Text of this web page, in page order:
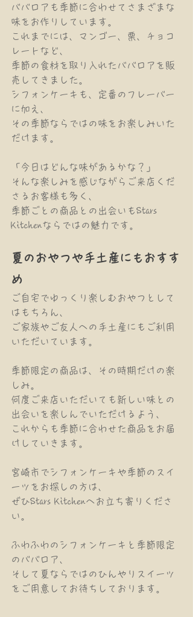
ババロアも季節に合わせてさまざまな
味をお作りしています。
これまでには、マンゴー、栗、チョコ
レートなど、
季節の食材を取り入れたババロアを販
売してきました。
シフォンケーキも、定番のフレーバー
に加え、
その季節ならではの味をお楽しみいた
だけます。
「今日はどんな味があるかな？」
そんな楽しみを感じながらご来店くだ
さるお客様も多く、
季節ごとの商品との出会いもStars
Kitchenならではの魅力です。
夏のおやつや手土産にもおすす
め
ご自宅でゆっくり楽しむおやつとして
はもちろん、
ご家族やご友人への手土産にもご利用
いただいています。
季節限定の商品は、その時期だけの楽
しみ。
何度ご来店いただいても新しい味との
出会いを楽しんでいただけるよう、
これからも季節に合わせた商品をお届
けしていきます。
宮崎市でシフォンケーキや季節のスイ
ーツをお探しの方は、
ぜひStars Kitchenへお立ち寄りくださ
い。
ふわふわのシフォンケーキと季節限定
のババロア、
そして夏ならではのひんやりスイーツ
をご用意してお待ちしております。